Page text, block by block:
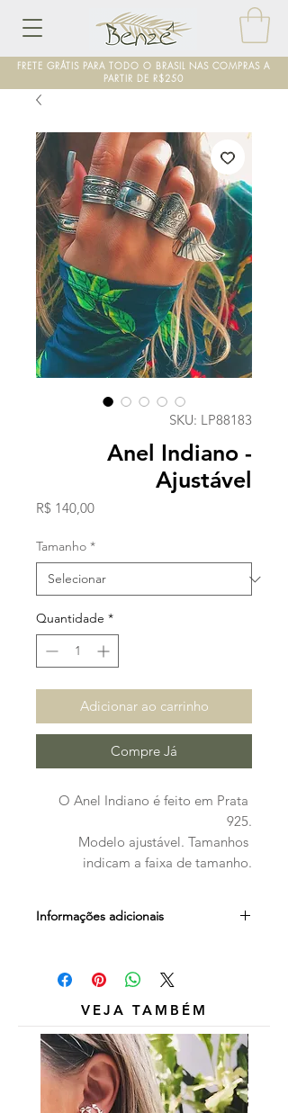
FRETE GRÁTIS PARA TODO O BRASIL NAS COMPRAS A
PARTIR DE R$250
SKU: LP88183
Anel Indiano -
Ajustável
R$ 140,00Preço
Tamanho *
Quantidade *
Adicionar ao carrinho
Compre Já
O Anel Indiano é feito em Prata
925.
Modelo ajustável. Tamanhos
indicam a faixa de tamanho.
Informações adicionais
meramente ilustrativos e não estão
inclusos.
VEJA TAMBÉM